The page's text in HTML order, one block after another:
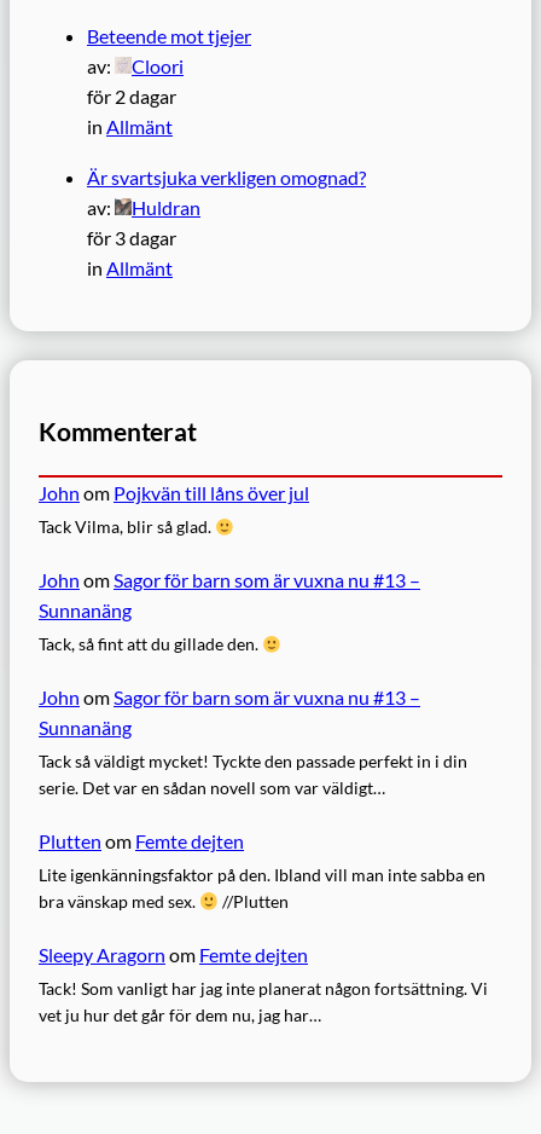
Beteende mot tjejer
av:
Cloori
för 2 dagar
in Allmänt
Är svartsjuka verkligen omognad?
av:
Huldran
för 3 dagar
in Allmänt
Kommenterat
John om Pojkvän till låns över jul
Tack Vilma, blir så glad.
John omSagor för barn som är vuxna nu #13 –
Sunnanäng
Tack, så fint att du gillade den.
John omSagor för barn som är vuxna nu #13 –
Sunnanäng
Tack så väldigt mycket! Tyckte den passade perfekt in i din
serie. Det var en sådan novell som var väldigt…
Plutten om Femte dejten
Lite igenkänningsfaktor på den. Ibland vill man inte sabba en
bra vänskap med sex.
//Plutten
Sleepy Aragorn om Femte dejten
Tack! Som vanligt har jag inte planerat någon fortsättning. Vi
vet ju hur det går för dem nu, jag har…